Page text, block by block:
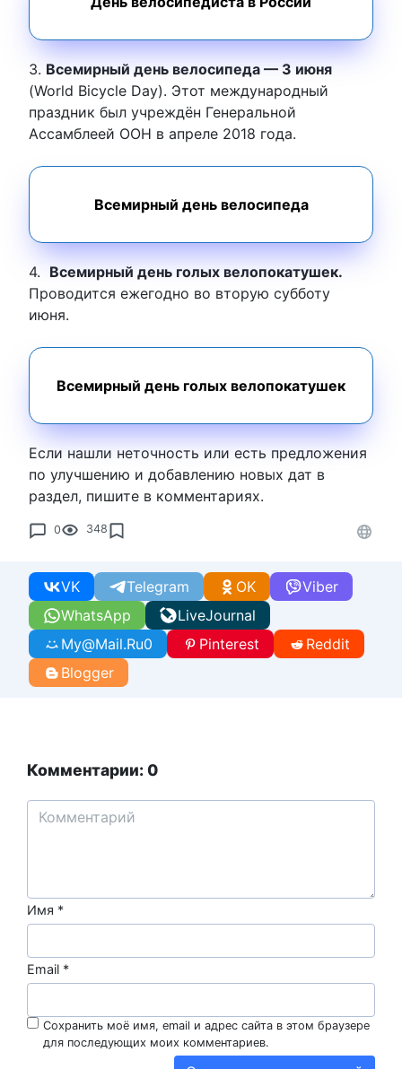
3. Всемирный день велосипеда — 3 июня
(World Bicycle Day). Этот международный
праздник был учреждён Генеральной
Ассамблеей ООН в апреле 2018 года.
Всемирный день велосипеда
4. Всемирный день голых велопокатушек.
Проводится ежегодно во вторую субботу
июня.
Всемирный день голых велопокатушек
Если нашли неточность или есть предложения
по улучшению и добавлению новых дат в
раздел, пишите в комментариях.
0 348
WhatsApp
VK Telegram Viber
OK
LiveJournal
My@Mail.Ru0 Pinterest
Reddit
Blogger
Комментарии: 0
Имя *
Email *
Сохранить моё имя, email и адрес сайта в этом браузере
для последующих моих комментариев.